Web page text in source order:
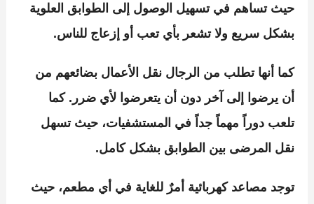
حيث تساهم في تسهيل الوصول إلى الطوابق العلوية
بشكل سريع ولا تشعر بأي تعب أو إزعاج للناس.
كما أنها تطلب من الرجال نقل الأعمال بضائعهم من
أن يرضوا إلى آخر دون أن يتعرضوا لأي ضرر. كما
تلعب دوراً مهماً جداً في المستشفيات، حيث تسهل
نقل المرضى بين الطوابق بشكل كامل.
توجد مصاعد كهربائية أمرٌ للغاية في أي مطعم، حيث